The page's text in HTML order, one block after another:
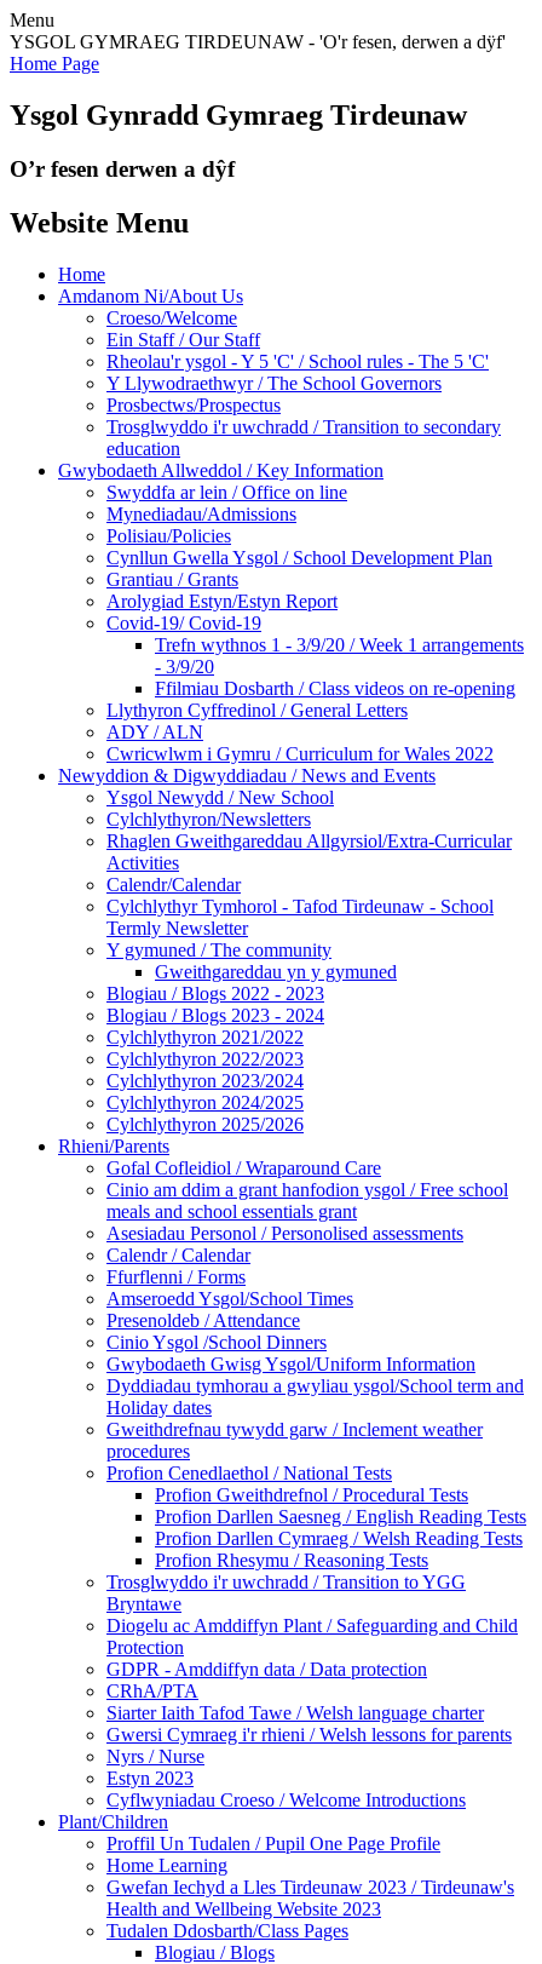
Menu
YSGOL GYMRAEG TIRDEUNAW - 'O'r fesen, derwen a dÿf'
Home Page
Ysgol Gynradd Gymraeg Tirdeunaw
O’r fesen derwen a dŷf
Website Menu
Home
Amdanom Ni/About Us
Croeso/Welcome
Ein Staff / Our Staff
Rheolau'r ysgol - Y 5 'C' / School rules - The 5 'C'
Y Llywodraethwyr / The School Governors
Prosbectws/Prospectus
Trosglwyddo i'r uwchradd / Transition to secondary
education
Gwybodaeth Allweddol / Key Information
Swyddfa ar lein / Office on line
Mynediadau/Admissions
Polisiau/Policies
Cynllun Gwella Ysgol / School Development Plan
Grantiau / Grants
Arolygiad Estyn/Estyn Report
Covid-19/ Covid-19
Trefn wythnos 1 - 3/9/20 / Week 1 arrangements
- 3/9/20
Ffilmiau Dosbarth / Class videos on re-opening
Llythyron Cyffredinol / General Letters
ADY / ALN
Cwricwlwm i Gymru / Curriculum for Wales 2022
Newyddion & Digwyddiadau / News and Events
Ysgol Newydd / New School
Cylchlythyron/Newsletters
Rhaglen Gweithgareddau Allgyrsiol/Extra-Curricular
Activities
Calendr/Calendar
Cylchlythyr Tymhorol - Tafod Tirdeunaw - School
Termly Newsletter
Y gymuned / The community
Gweithgareddau yn y gymuned
Blogiau / Blogs 2022 - 2023
Blogiau / Blogs 2023 - 2024
Cylchlythyron 2021/2022
Cylchlythyron 2022/2023
Cylchlythyron 2023/2024
Cylchlythyron 2024/2025
Cylchlythyron 2025/2026
Rhieni/Parents
Gofal Cofleidiol / Wraparound Care
Cinio am ddim a grant hanfodion ysgol / Free school
meals and school essentials grant
Asesiadau Personol / Personolised assessments
Calendr / Calendar
Ffurflenni / Forms
Amseroedd Ysgol/School Times
Presenoldeb / Attendance
Cinio Ysgol /School Dinners
Gwybodaeth Gwisg Ysgol/Uniform Information
Dyddiadau tymhorau a gwyliau ysgol/School term and
Holiday dates
Gweithdrefnau tywydd garw / Inclement weather
procedures
Profion Cenedlaethol / National Tests
Profion Gweithdrefnol / Procedural Tests
Profion Darllen Saesneg / English Reading Tests
Profion Darllen Cymraeg / Welsh Reading Tests
Profion Rhesymu / Reasoning Tests
Trosglwyddo i'r uwchradd / Transition to YGG
Bryntawe
Diogelu ac Amddiffyn Plant / Safeguarding and Child
Protection
GDPR - Amddiffyn data / Data protection
CRhA/PTA
Siarter Iaith Tafod Tawe / Welsh language charter
Gwersi Cymraeg i'r rhieni / Welsh lessons for parents
Nyrs / Nurse
Estyn 2023
Cyflwyniadau Croeso / Welcome Introductions
Plant/Children
Proffil Un Tudalen / Pupil One Page Profile
Home Learning
Gwefan Iechyd a Lles Tirdeunaw 2023 / Tirdeunaw's
Health and Wellbeing Website 2023
Tudalen Ddosbarth/Class Pages
Blogiau / Blogs